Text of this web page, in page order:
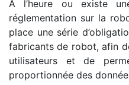
A l’heure ou existe
réglementation sur la
place une série
fabricants de robot, afin
utilisateurs et de
proportionnée des